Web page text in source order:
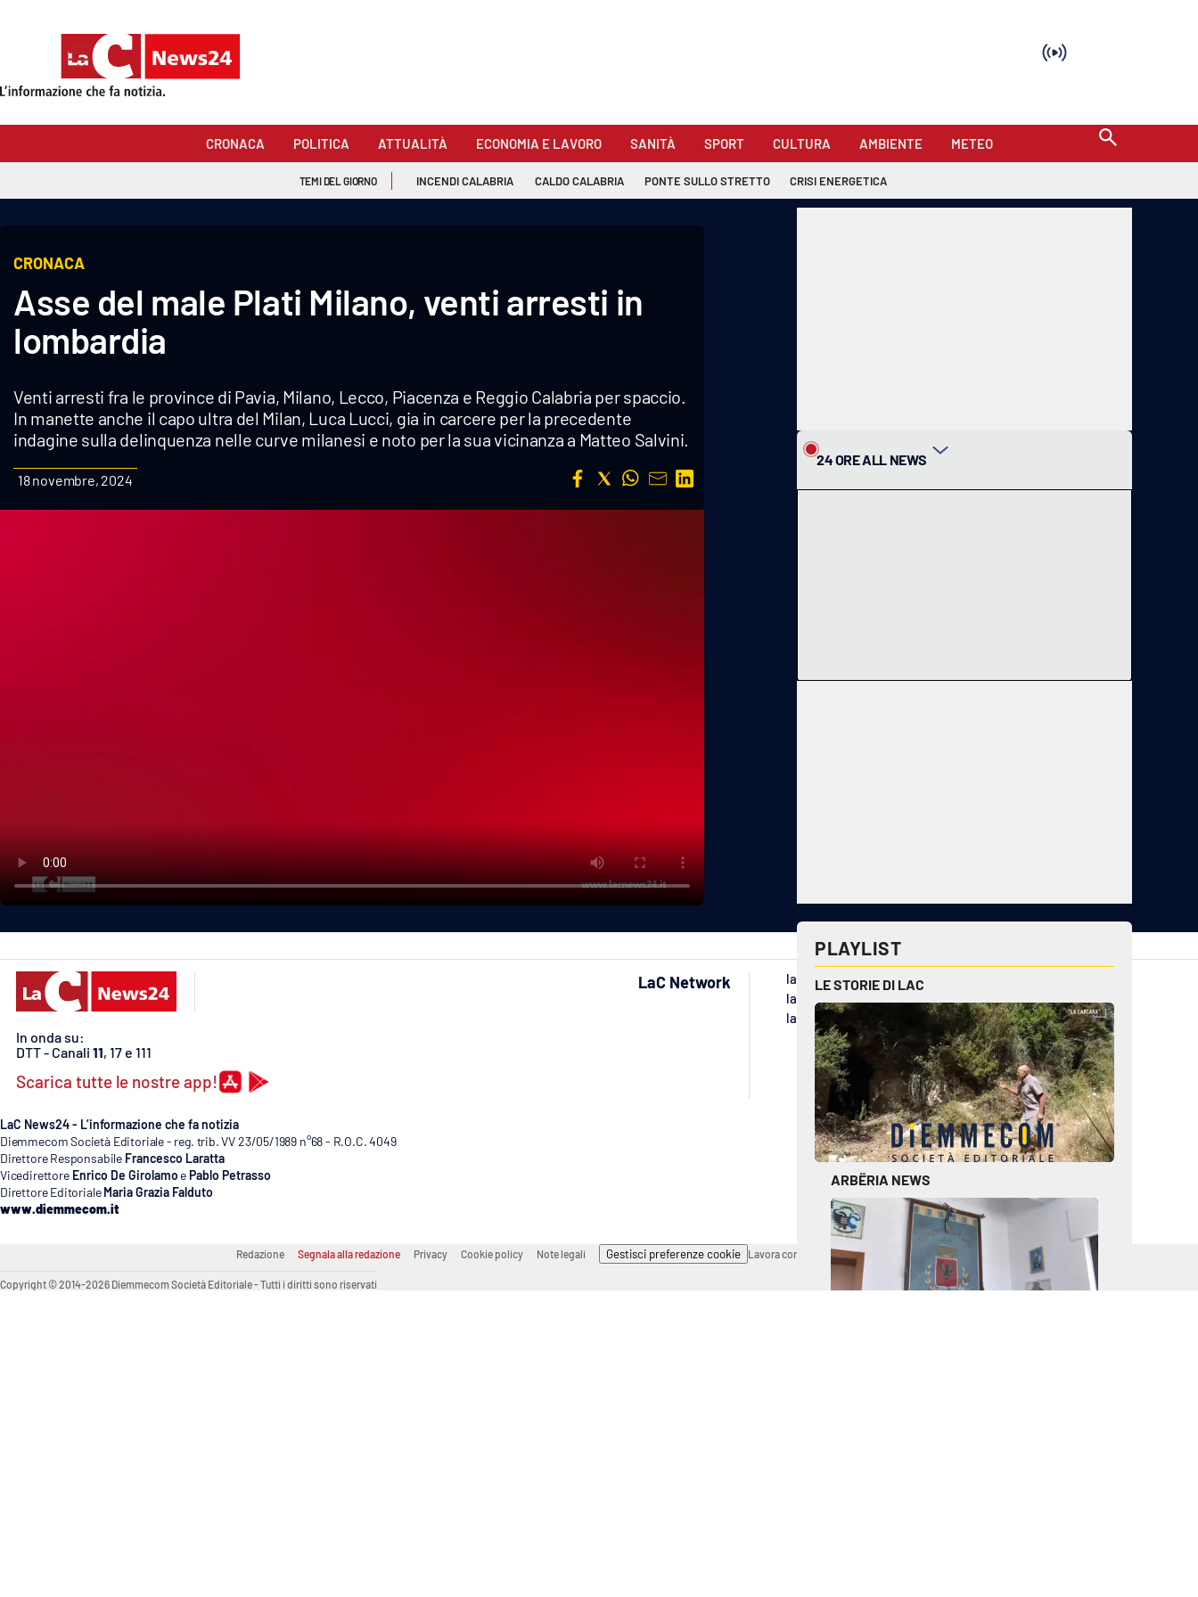
Sezioni
Attualità
Sanità
Cultura
Società
Rubriche
Good Morning Vietnam
Parchi Marini Calabria
Imprese Di Calabria
Le perfidie di Antonella Grippo
Streaming
CRONACA POLITICA ATTUALITÀ ECONOMIA E LAVORO SANITÀ SPORT CULTURA AMBIENTE METEO
TEMI DEL GIORNO INCENDI CALABRIA CALDO CALABRIA PONTE SULLO STRETTO CRISI ENERGETICA
CRONACA
Asse del male Plati Milano, venti arresti in
lombardia
Venti arresti fra le province di Pavia, Milano, Lecco, Piacenza e Reggio Calabria per spaccio.
In manette anche il capo ultra del Milan, Luca Lucci, gia in carcere per la precedente
indagine sulla delinquenza nelle curve milanesi e noto per la sua vicinanza a Matteo Salvini.
18 novembre, 2024
24 ORE ALL NEWS
PLAYLIST
LE STORIE DI LAC
ARBËRIA NEWS
In onda su:
DTT - Canali 11, 17 e 111
Scarica tutte le nostre app!
LaC Network
lacplay.it
lactv.it
laconair.it
lacitymag.it
ilreggino.it
cosenzachannel.it
ilvibonese.it
catanzarochannel.it
LaC News24 - L’informazione che fa notizia
Diemmecom Società Editoriale - reg. trib. VV 23/05/1989 n°68 - R.O.C. 4049
Direttore Responsabile Francesco Laratta
Vicedirettore Enrico De Girolamo e Pablo Petrasso
Direttore Editoriale Maria Grazia Falduto
www.diemmecom.it
Redazione Segnala alla redazione Privacy Cookie policy Note legali Gestisci preferenze cookie Lavora con noi
Copyright © 2014-2026 Diemmecom Società Editoriale - Tutti i diritti sono riservati